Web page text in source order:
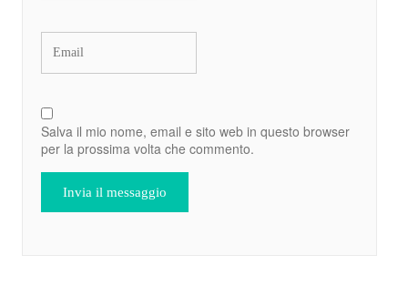
Salva il mio nome, email e sito web in questo browser
per la prossima volta che commento.